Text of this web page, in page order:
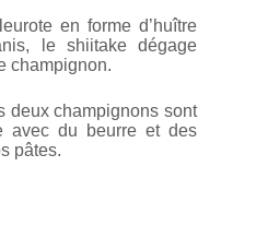
en forme d’huître
le shiitake dégage
champignon.
deux champignons sont
avec du beurre et des
pâtes.